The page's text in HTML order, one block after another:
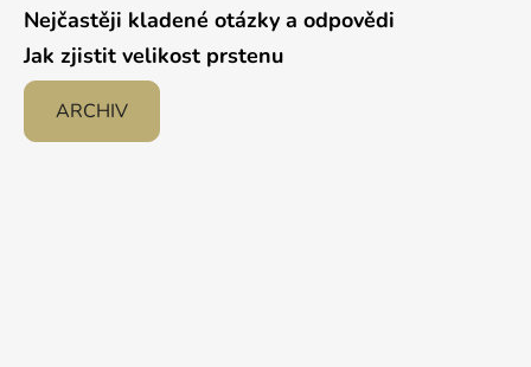
Nejčastěji kladené otázky a odpovědi
Jak zjistit velikost prstenu
ARCHIV